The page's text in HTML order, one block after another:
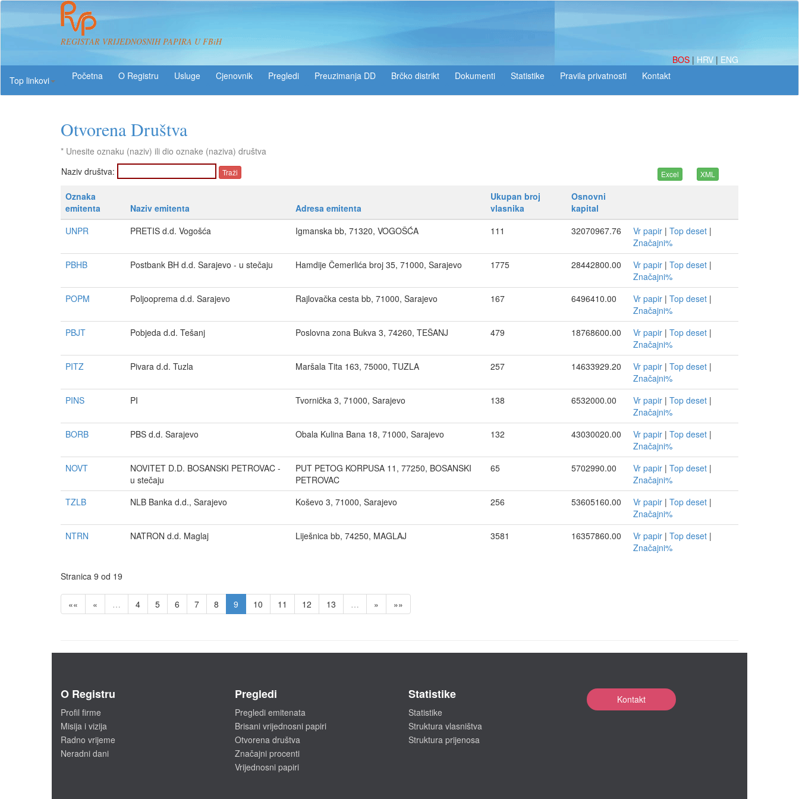
REGISTAR VRIJEDNOSNIH PAPIRA U FBiH
BOS | HRV | ENG
Top linkovi
O Registru Usluge Pregledi Preuzimanja DD Brčko distrikt Dokumenti Statistike
Otvorena Društva
* Unesite oznaku (naziv) ili dio oznake (naziva) društva
Naziv društva:
Oznaka
emitenta
Naziv emitenta Adresa emitenta
Ukupan broj
vlasnika
Osnovni
kapital
UNPR
PRETIS d.d. Vogošća Igmanska bb, 71320, VOGOŠĆA 111 32070967.76 Vr papir | Top deset |
Značajni%
PBHB
Postbank BH d.d. Sarajevo - u stečaju Hamdije Čemerlića broj 35, 71000, Sarajevo 1775 28442800.00 Vr papir | Top deset |
Značajni%
POPM
Poljooprema d.d. Sarajevo Rajlovačka cesta bb, 71000, Sarajevo 167 6496410.00 Vr papir | Top deset |
Značajni%
PBJT
Pobjeda d.d. Tešanj Poslovna zona Bukva 3, 74260, TEŠANJ 479 18768600.00 Vr papir | Top deset |
Značajni%
PITZ
Pivara d.d. Tuzla Maršala Tita 163, 75000, TUZLA 257 14633929.20 Vr papir | Top deset |
Značajni%
PINS
PI Tvornička 3, 71000, Sarajevo 138 6532000.00 Vr papir | Top deset |
Značajni%
BORB
PBS d.d. Sarajevo Obala Kulina Bana 18, 71000, Sarajevo 132 43030020.00 Vr papir | Top deset |
Značajni%
NOVT
NOVITET D.D. BOSANSKI PETROVAC -
u stečaju
PUT PETOG KORPUSA 11, 77250, BOSANSKI
PETROVAC
65 5702990.00 Vr papir | Top deset |
Značajni%
TZLB
NLB Banka d.d., Sarajevo Koševo 3, 71000, Sarajevo 256 53605160.00 Vr papir | Top deset |
Značajni%
NTRN
NATRON d.d. Maglaj Liješnica bb, 74250, MAGLAJ 3581 16357860.00 Vr papir | Top deset |
Značajni%
Stranica 9 od 19
«« « … 4 5 6 7 8 9 10 11 12 13 … » »»
O Registru
Profil firme
Misija i vizija
Radno vrijeme
Neradni dani
Pregledi
Pregledi emitenata
Brisani vrijednosni papiri
Otvorena društva
Značajni procenti
Vrijednosni papiri
Statistike
Statistike
Struktura vlasništva
Struktura prijenosa
Kontakt